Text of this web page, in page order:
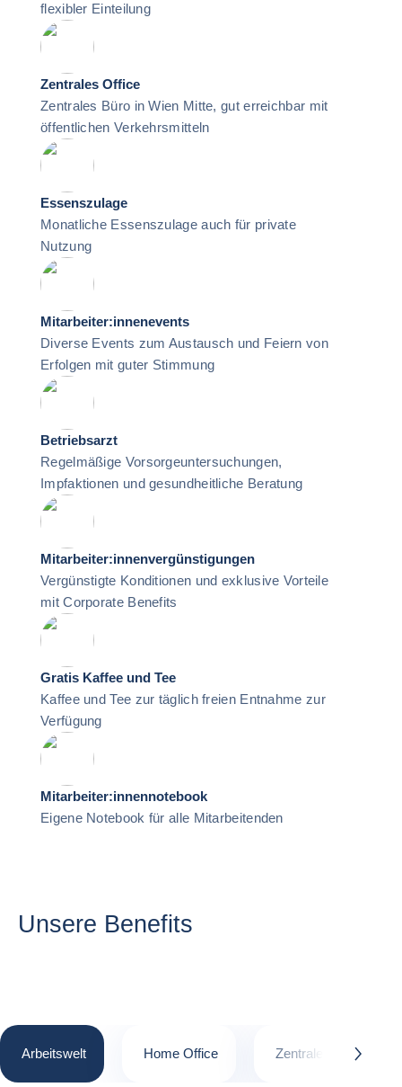
flexibler Einteilung
Zentrales Office
Zentrales Büro in Wien Mitte, gut erreichbar mit
öffentlichen Verkehrsmitteln
Essenszulage
Monatliche Essenszulage auch für private
Nutzung
Mitarbeiter:innenevents
Diverse Events zum Austausch und Feiern von
Erfolgen mit guter Stimmung
Betriebsarzt
Regelmäßige Vorsorgeuntersuchungen,
Impfaktionen und gesundheitliche Beratung
Mitarbeiter:innenvergünstigungen
Vergünstigte Konditionen und exklusive Vorteile
mit Corporate Benefits
Gratis Kaffee und Tee
Kaffee und Tee zur täglich freien Entnahme zur
Verfügung
Mitarbeiter:innennotebook
Eigene Notebook für alle Mitarbeitenden
Unsere Benefits
Arbeitswelt Home Office Zentrale Lage
button.next